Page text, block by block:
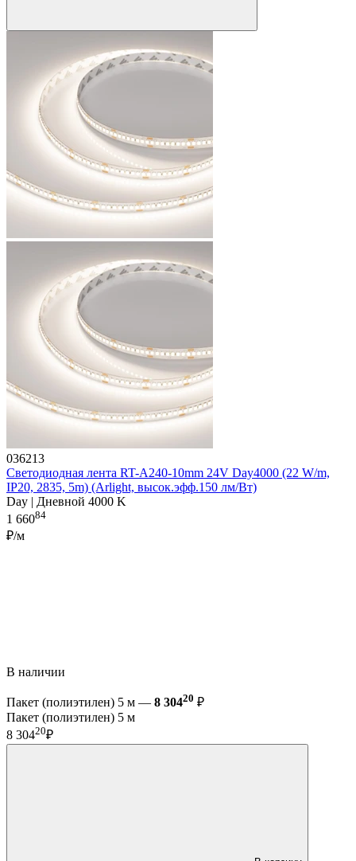
036213
Светодиодная лента RT-A240-10mm 24V Day4000 (22 W/m,
IP20, 2835, 5m) (Arlight, высок.эфф.150 лм/Вт)
Day | Дневной 4000 K
1 66084
₽/м
В наличии
Пакет (полиэтилен) 5 м — 8 30420 ₽
Пакет (полиэтилен) 5 м
8 30420₽